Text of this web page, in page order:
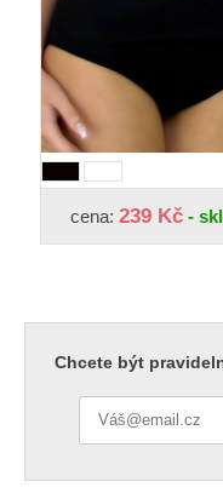
cena: 239 Kč -
Chcete být